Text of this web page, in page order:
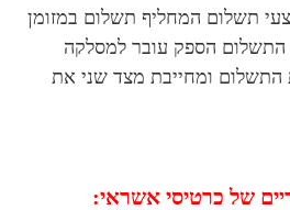
תשלום המחליף תשלום במזומן
הספק עובר למסלקה
ומחייבת מצד שני את
של כרטיסי אשראי: